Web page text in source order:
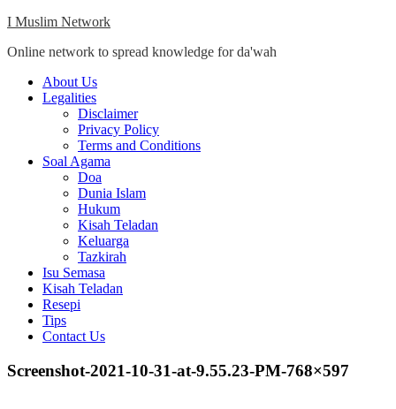
Skip
content
I Muslim Network
Online network to spread knowledge for da'wah
Close
Menu
About Us
Legalities
Disclaimer
Privacy Policy
Terms and Conditions
Soal Agama
Doa
Dunia Islam
Hukum
Kisah Teladan
Keluarga
Tazkirah
Isu Semasa
Kisah Teladan
Resepi
Tips
Contact Us
Screenshot-2021-10-31-at-9.55.23-PM-768×597